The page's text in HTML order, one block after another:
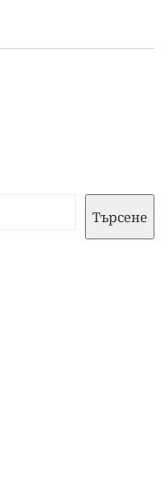
Търсене